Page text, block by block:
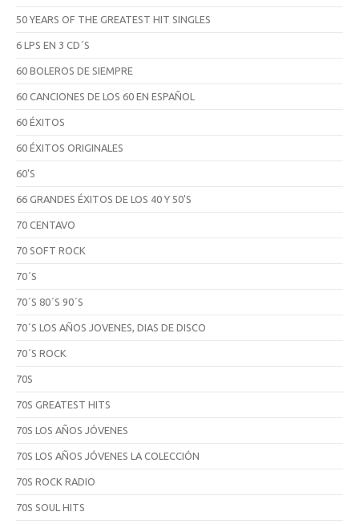
50 YEARS OF THE GREATEST HIT SINGLES
6 LPS EN 3 CD´S
60 BOLEROS DE SIEMPRE
60 CANCIONES DE LOS 60 EN ESPAÑOL
60 ÉXITOS
60 ÉXITOS ORIGINALES
60'S
66 GRANDES ÉXITOS DE LOS 40 Y 50'S
70 CENTAVO
70 SOFT ROCK
70´S
70´S 80´S 90´S
70´S LOS AÑOS JOVENES, DIAS DE DISCO
70´S ROCK
70S
70S GREATEST HITS
70S LOS AÑOS JÓVENES
70S LOS AÑOS JÓVENES LA COLECCIÓN
70S ROCK RADIO
70S SOUL HITS